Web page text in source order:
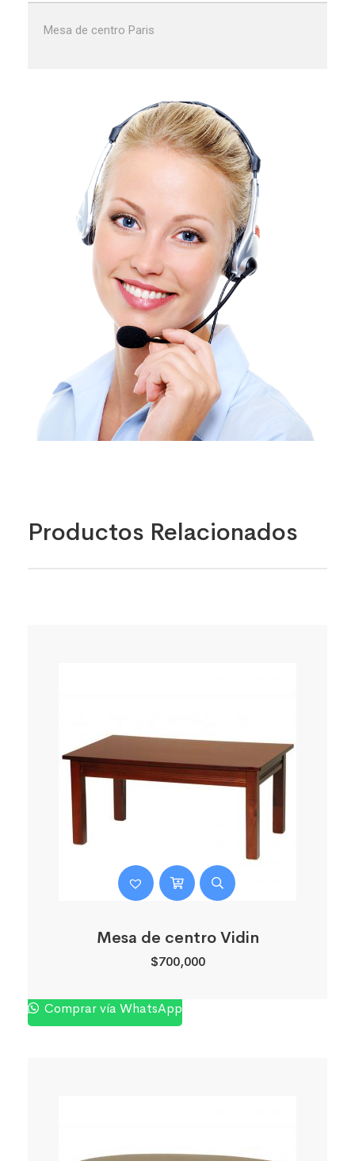
Productos Relacionados
Mesa de centro Vidin
$700,000
Comprar vía WhatsApp
Mesa de centro Paris